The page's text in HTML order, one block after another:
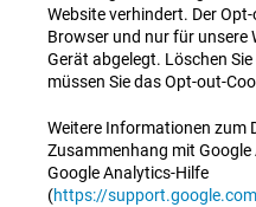
Website verhindert. Der
Browser und nur für unsere
Gerät abgelegt. Löschen
müssen Sie das Opt-out-
Weitere Informationen zum
Zusammenhang mit
Google Analytics-Hilfe
(https://